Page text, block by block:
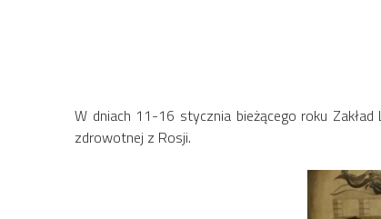
W dniach 11-16 stycznia bieżącego roku
zdrowotnej z Rosji.